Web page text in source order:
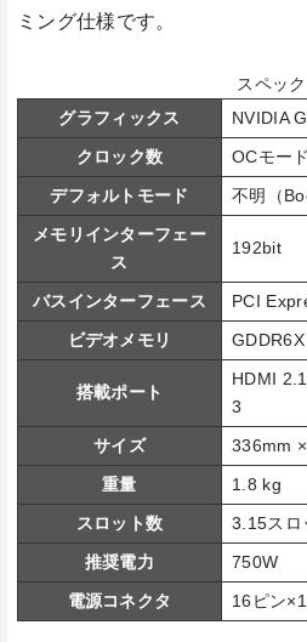
ミング仕様です。
スペック
グラフィックス
​NVIDIA
クロック数
OCモー
デフォルトモード
不明（
メモリインターフェー
ス
192bit
バスインターフェース
PCI
ビデオメモリ
搭載ポート
HDMI
3
サイズ
336mm
重量
1.8 kg
スロット数
3.15スロ
推奨電力
750W
電源コネクタ
16ピン×1